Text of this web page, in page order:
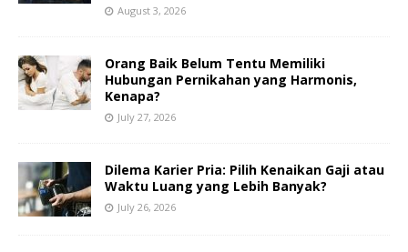
August 3, 2026
Orang Baik Belum Tentu Memiliki
Hubungan Pernikahan yang Harmonis,
Kenapa?
July 27, 2026
Dilema Karier Pria: Pilih Kenaikan Gaji atau
Waktu Luang yang Lebih Banyak?
July 26, 2026